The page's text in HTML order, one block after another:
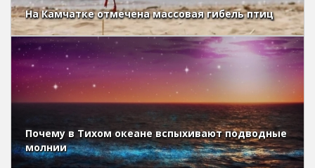
На Камчатке отмечена массовая гибель птиц
Почему в Тихом океане вспыхивают подводные
молнии